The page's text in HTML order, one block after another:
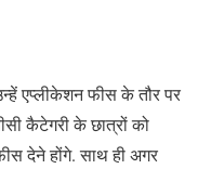
एप्लीकेशन फीस के तौर पर
कैटेगरी के छात्रों को
देने होंगे. साथ ही अगर